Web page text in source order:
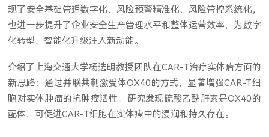
现了安全基础管理数字化、风险预警精准化、风险管控系统化，
也进一步提升了企业安全生产管理水平和整体运营效率，为数字
化转型、智能化升级注入新动能。
介绍了上海交通大学杨选明教授团队在CAR-T治疗实体瘤方面的
新思路：通过并联共刺激受体OX40的方式，显著增强CAR-T细
胞对实体肿瘤的抗肿瘤活性。研究发现硫酸乙酰肝素是OX40的
配体，可促进CAR-T细胞在实体瘤中的浸润和持久存在。